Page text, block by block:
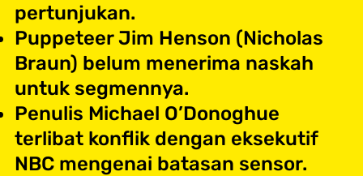
pertunjukan.
Puppeteer Jim Henson (Nicholas
Braun) belum menerima naskah
untuk segmennya.
Penulis Michael O’Donoghue
terlibat konflik dengan eksekutif
NBC mengenai batasan sensor.